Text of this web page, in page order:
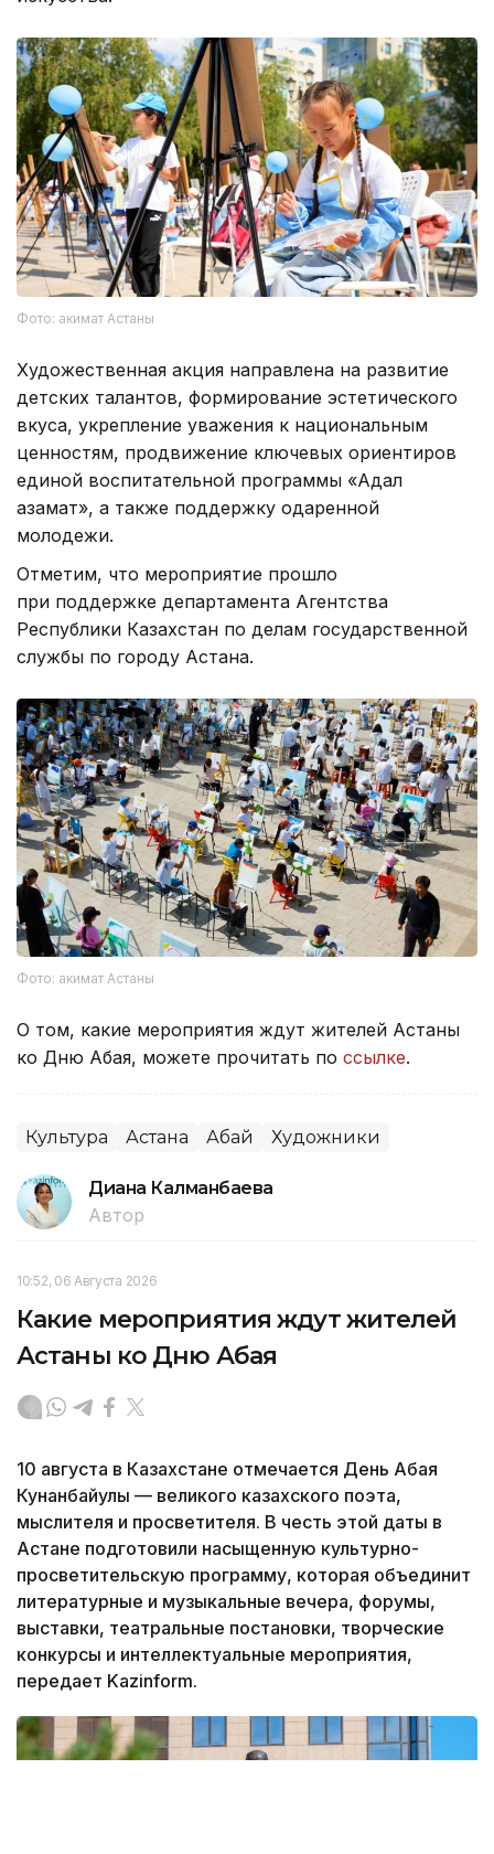
Фото: акимат Астаны
Художественная акция направлена на развитие
детских талантов, формирование эстетического
вкуса, укрепление уважения к национальным
ценностям, продвижение ключевых ориентиров
единой воспитательной программы «Адал
азамат», а также поддержку одаренной
молодежи.
Отметим, что мероприятие прошло
при поддержке департамента Агентства
Республики Казахстан по делам государственной
службы по городу Астана.
Фото: акимат Астаны
О том, какие мероприятия ждут жителей Астаны
ко Дню Абая, можете прочитать по ссылке.
Культура Астана Абай Художники
Диана Калманбаева
Автор
10:52, 06 Августа 2026
Какие мероприятия ждут жителей
Астаны ко Дню Абая
10 августа в Казахстане отмечается День Абая
Кунанбайулы — великого казахского поэта,
мыслителя и просветителя. В честь этой даты в
Астане подготовили насыщенную культурно-
просветительскую программу, которая объединит
литературные и музыкальные вечера, форумы,
выставки, театральные постановки, творческие
конкурсы и интеллектуальные мероприятия,
передает Kazinform.